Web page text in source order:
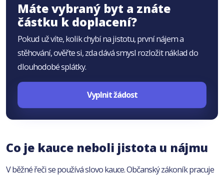
Máte vybraný byt a znáte
částku k doplacení?
Pokud už víte, kolik chybí na jistotu, první nájem a
stěhování, ověřte si, zda dává smysl rozložit náklad do
dlouhodobé splátky.
Vyplnit žádost
Co je kauce neboli jistota u nájmu
V běžné řeči se používá slovo kauce. Občanský zákoník pracuje